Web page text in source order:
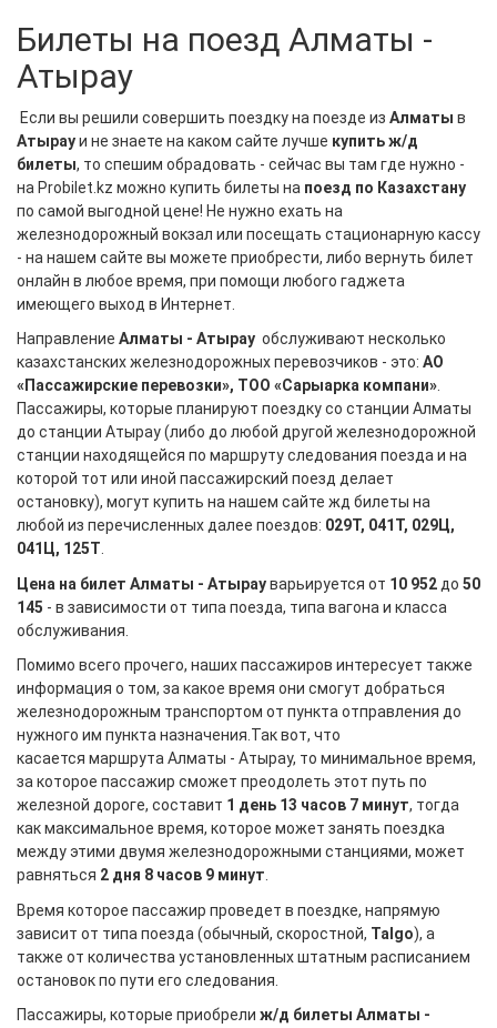
Билеты на поезд Алматы -
Атырау
Если вы решили совершить поездку на поезде из Алматы в
Атырауи не знаете на каком сайте лучше купить ж/д
билеты, то спешим обрадовать - сейчас вы там где нужно -
на Probilet.kz можно купить билеты на поезд по Казахстану
по самой выгодной цене! Не нужно ехать на
железнодорожный вокзал или посещать стационарную кассу
- на нашем сайте вы можете приобрести, либо вернуть билет
онлайн в любое время, при помощи любого гаджета
имеющего выход в Интернет.
Направление Алматы - Атырау обслуживают несколько
казахстанских железнодорожных перевозчиков - это: АО
«Пассажирские перевозки», ТОО «Сарыарка компани»
Пассажиры, которые планируют поездку со станции Алматы
до станции Атырау (либо до любой другой железнодорожной
станции находящейся по маршруту следования поезда и на
которой тот или иной пассажирский поезд делает
остановку), могут купить на нашем сайте жд билеты на
любой из перечисленных далее поездов: 029Т, 041Т, 029Ц,
041Ц, 125Т
Цена на билет Алматы - Атырауварьируется от 10 952 до 50
145 - в зависимости от типа поезда, типа вагона и класса
обслуживания.
Помимо всего прочего, наших пассажиров интересует также
информация о том, за какое время они смогут добраться
железнодорожным транспортом от пункта отправления до
нужного им пункта назначения.Так вот, что
касается маршрута Алматы - Атырау, то минимальное время,
за которое пассажир сможет преодолеть этот путь по
железной дороге, составит 1 день 13 часов 7 минут, тогда
как максимальное время, которое может занять поездка
между этими двумя железнодорожными станциями, может
равняться 2 дня 8 часов 9 минут
Время которое пассажир проведет в поездке, напрямую
зависит от типа поезда (обычный, скоростной, Talgo), а
также от количества установленных штатным расписанием
остановок по пути его следования.
Пассажиры, которые приобрели ж/д билеты Алматы -